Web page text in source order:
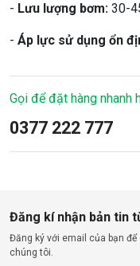
- Lưu lượng bơm: 30-
- Áp lực sử dụng ổn
Gọi để đặt hàng nhanh
0377 222 777
Đăng kí nhận bản tin
Đăng ký với email của bạn
chúng tôi.